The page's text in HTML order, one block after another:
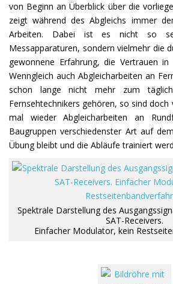
von Beginn an Überblick über die
zeigt während des Abgleichs immer
Arbeiten. Dabei ist es nicht so
Messapparaturen, sondern vielmehr die
gewonnene Erfahrung, die Vertrauen in
Wenngleich auch Abgleicharbeiten an
schon lange nicht mehr zum
Fernsehtechnikers gehören, so sind
mal wieder Abgleicharbeiten an
Baugruppen verschiedenster Art auf
Übung bleibt und die Abläufe trainiert
Spektrale Darstellung des
SAT-Receivers.
Einfacher Modulator, kein